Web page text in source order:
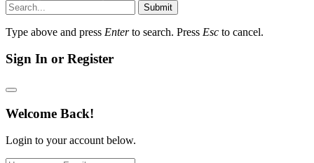
Submit
Type above and press Enterto search. Press Esc to cancel.
Sign In or Register
Welcome Back!
Login to your account below.